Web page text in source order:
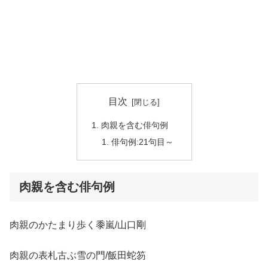
目次
肉親を含む俳句例
俳句例:21句目～
肉親を含む俳句例
肉親のかたまり歩く黍嵐/山口剛
肉親の表札古ぶ雪の門/飯田蛇笏